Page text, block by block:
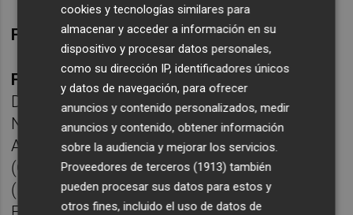
Ficha técnica:
Fútbol Club Cartagena, 1:
Jhafets; Julián
Delmás, Aguirregabiria, Jesús Hernández,
Nacho Martínez (Sergio Guerrero, m.66);
Andy Rodríguez, Pepín Machín, Dani Luna
(Checo, m.66), Óscar Clemente; Álex Millán
(Luis Muñoz, m.84) y Alfredo Ortuño (Dani
cookies y tecnologías similares para
almacenar y acceder a información en su
dispositivo y procesar datos personales,
como su dirección IP, identificadores únicos
y datos de navegación, para ofrecer
anuncios y contenido personalizados, medir
anuncios y contenido, obtener información
sobre la audiencia y mejorar los servicios.
Proveedores de terceros (1913) también
pueden procesar sus datos para estos y
otros fines, incluido el uso de datos de